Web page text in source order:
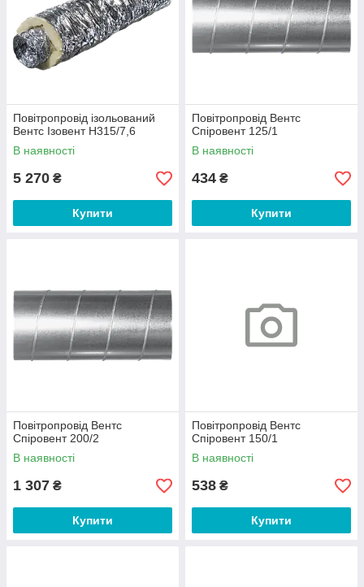
Повітропровід ізольований
Вентс Ізовент Н315/7,6
В наявності
5 270 ₴
Купити
Повітропровід Вентс
Спіровент 125/1
В наявності
434 ₴
Купити
Повітропровід Вентс
Спіровент 200/2
В наявності
1 307 ₴
Купити
Повітропровід Вентс
Спіровент 150/1
В наявності
538 ₴
Купити